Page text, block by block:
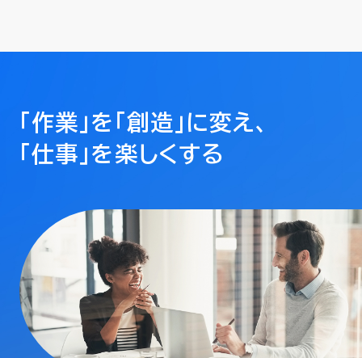
「作業」を「創造」に変え、
「仕事」を楽しくする